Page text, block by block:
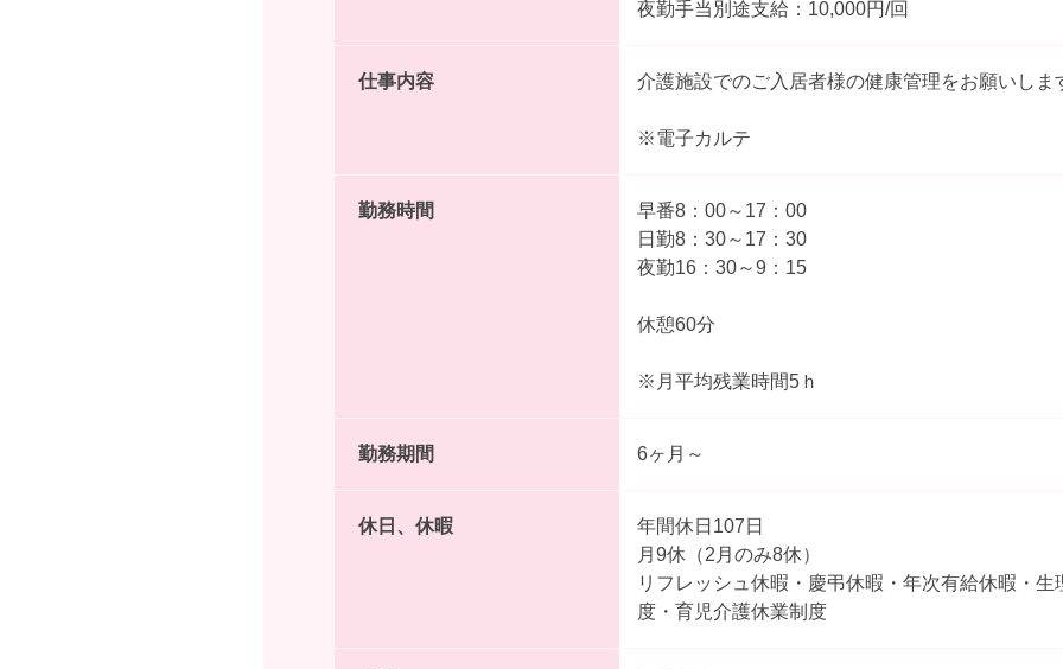
夜勤手当別途支給：10,000円/回
仕事内容 介護施設でのご入居者様の健康管理をお願いしま
※電子カルテ
勤務時間
早番8：00～17：00
日勤8：30～17：30
夜勤16：30～9：15
休憩60分
※月平均残業時間5ｈ
勤務期間 6ヶ月～
休日、休暇
年間休日107日
月9休（2月のみ8休）
リフレッシュ休暇・慶弔休暇・年次有給休暇・生
度・育児介護休業制度